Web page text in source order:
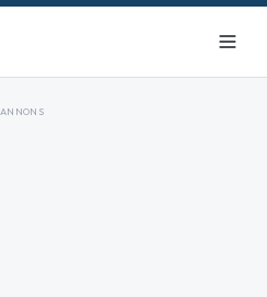
ANNONS